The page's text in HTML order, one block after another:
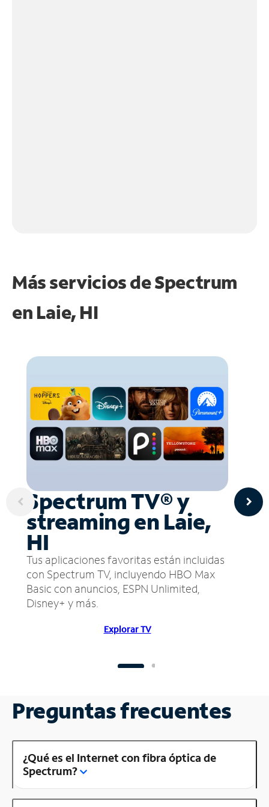
Más servicios de Spectrum
en Laie, HI
Spectrum TV® y
streaming en Laie,
HI
Tus aplicaciones favoritas están incluidas
con Spectrum TV, incluyendo HBO Max
Basic con anuncios, ESPN Unlimited,
Disney+ y más.
Explorar TV
Preguntas frecuentes
¿Qué es el Internet con fibra óptica de
Spectrum?